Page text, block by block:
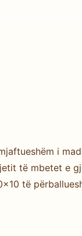
i
të mbetet e
të